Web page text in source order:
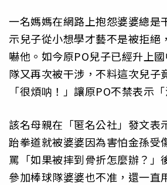
一名媽媽在網路上抱怨婆婆總是
示兒子從小想學才藝不是被拒絕
嚇他。如今原PO兒子已經升上
隊又再次被干涉，不料這次兒子
「很煩呐！」讓原PO不禁表示
該名母親在「匿名公社」發文表
跆拳道就被婆婆因為害怕金孫受
罵「如果被摔到骨折怎麼辦？」
參加棒球隊婆婆也不准，還一直